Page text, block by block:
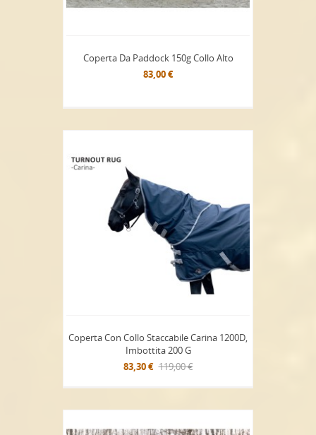
Coperta Da Paddock 150g Collo Alto
83,00 €
Coperta Con Collo Staccabile Carina 1200D,
Imbottita 200 G
83,30 € 119,00 €